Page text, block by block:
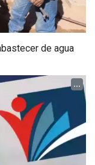
de agua
...